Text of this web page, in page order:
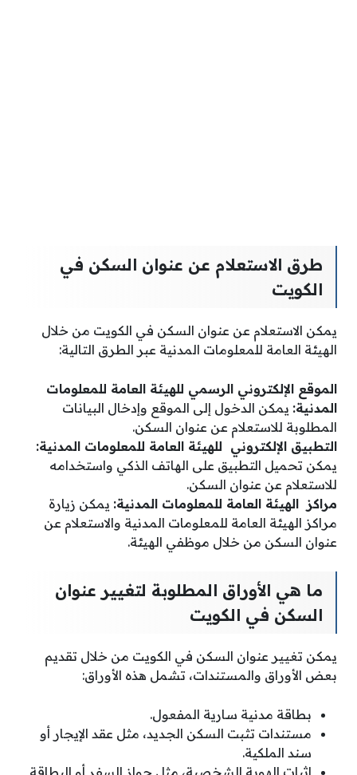
طرق الاستعلام عن عنوان السكن في
الكويت
يمكن الاستعلام عن عنوان السكن في الكويت من خلال
الهيئة العامة للمعلومات المدنية عبر الطرق التالية:
الموقع الإلكتروني الرسمي للهيئة العامة للمعلومات
المدنية: يمكن الدخول إلى الموقع وإدخال البيانات
المطلوبة للاستعلام عن عنوان السكن.
التطبيق الإلكتروني للهيئة العامة للمعلومات المدنية:
يمكن تحميل التطبيق على الهاتف الذكي واستخدامه
للاستعلام عن عنوان السكن.
مراكز الهيئة العامة للمعلومات المدنية: يمكن زيارة
مراكز الهيئة العامة للمعلومات المدنية والاستعلام عن
عنوان السكن من خلال موظفي الهيئة.
ما هي الأوراق المطلوبة لتغيير عنوان
السكن في الكويت
يمكن تغيير عنوان السكن في الكويت من خلال تقديم
بعض الأوراق والمستندات، تشمل هذه الأوراق:
بطاقة مدنية سارية المفعول.
مستندات تثبت السكن الجديد، مثل عقد الإيجار أو
سند الملكية.
إثبات الهوية الشخصية، مثل جواز السفر أو البطاقة